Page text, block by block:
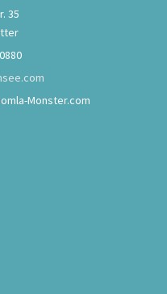
35
Monster.com